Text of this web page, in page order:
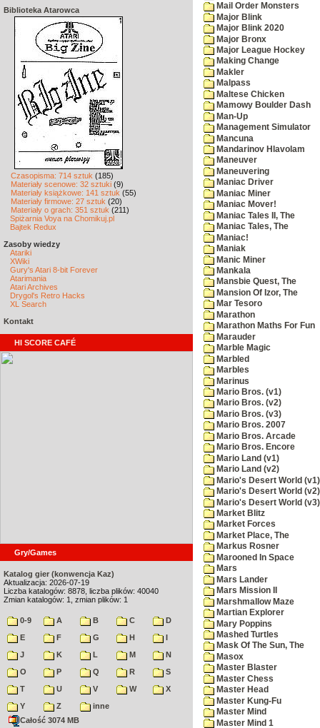
Biblioteka Atarowca
Czasopisma: 714 sztuk (185)
Materiały scenowe: 32 sztuki (9)
Materiały książkowe: 141 sztuk (55)
Materiały firmowe: 27 sztuk (20)
Materiały o grach: 351 sztuk (211)
Spiżarnia Voya na Chomikuj.pl
Bajtek Redux
Zasoby wiedzy
Atariki
XWiki
Gury's Atari 8-bit Forever
Atarimania
Atari Archives
Drygol's Retro Hacks
XL Search
Kontakt
HI SCORE CAFÉ
Gry/Games
Katalog gier (konwencja Kaz)
Aktualizacja: 2026-07-19
Liczba katalogów: 8878, liczba plików: 40040
Zmian katalogów: 1, zmian plików: 1
0-9 A B C
D
E
F G H
I
J
K L M
N
O
P Q R
S
T
U V W
X
Y
Z
inne
Całość 3074 MB
Mail Order Monsters
Major Blink
Major Blink 2020
Major Bronx
Major League Hockey
Making Change
Makler
Malpass
Maltese Chicken
Mamowy Boulder Dash
Man-Up
Management Simulator
Mancuna
Mandarinov Hlavolam
Maneuver
Maneuvering
Maniac Driver
Maniac Miner
Maniac Mover!
Maniac Tales II, The
Maniac Tales, The
Maniac!
Maniak
Manic Miner
Mankala
Mansbie Quest, The
Mansion Of Izor, The
Mar Tesoro
Marathon
Marathon Maths For Fun
Marauder
Marble Magic
Marbled
Marbles
Marinus
Mario Bros. (v1)
Mario Bros. (v2)
Mario Bros. (v3)
Mario Bros. 2007
Mario Bros. Arcade
Mario Bros. Encore
Mario Land (v1)
Mario Land (v2)
Mario's Desert World (v1)
Mario's Desert World (v2)
Mario's Desert World (v3)
Market Blitz
Market Forces
Market Place, The
Markus Rosner
Marooned In Space
Mars
Mars Lander
Mars Mission II
Marshmallow Maze
Martian Explorer
Mary Poppins
Mashed Turtles
Mask Of The Sun, The
Masox
Master Blaster
Master Chess
Master Head
Master Kung-Fu
Master Mind
Master Mind 1